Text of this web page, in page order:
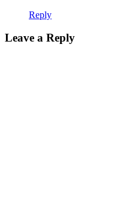
Reply
Leave a Reply